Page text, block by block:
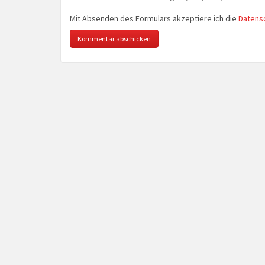
Mit Absenden des Formulars akzeptiere ich die